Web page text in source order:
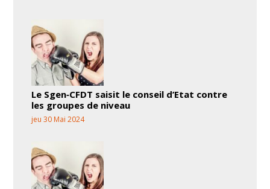
Le Sgen‑CFDT saisit le conseil d’Etat contre
les groupes de niveau
jeu 30 Mai 2024